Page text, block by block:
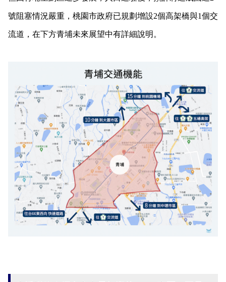
號阻塞情況嚴重，桃園市政府已規劃增設2個高架橋與1個交
流道，在下方青埔未來展望中有詳細說明。